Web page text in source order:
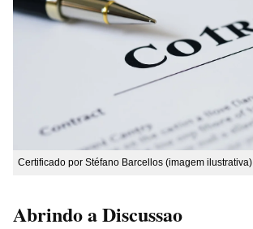
Certificado por Stéfano Barcellos (imagem ilustrativa)
Abrindo a Discussao